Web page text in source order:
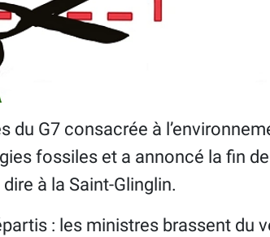
du G7 consacrée à
fossiles et a annoncé la fin
à la Saint-Glinglin.
: les ministres brassent du